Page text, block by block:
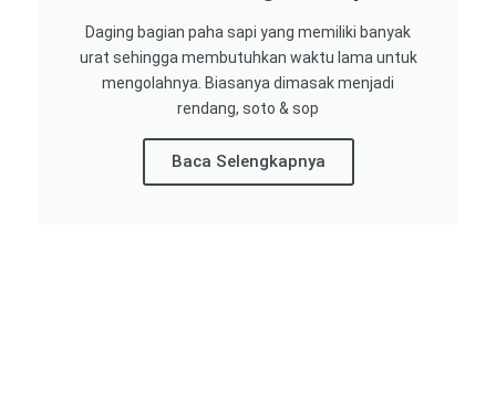
Daging bagian paha sapi yang memiliki banyak
urat sehingga membutuhkan waktu lama untuk
mengolahnya. Biasanya dimasak menjadi
rendang, soto & sop
Baca Selengkapnya